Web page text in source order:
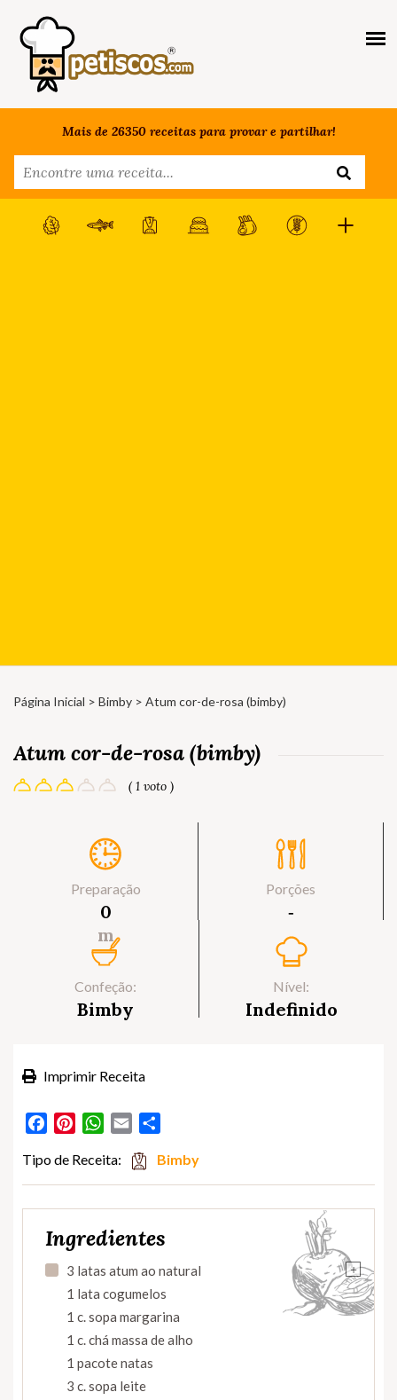
Mais de 26350 receitas para provar e partilhar!
Página Inicial > Bimby > Atum cor-de-rosa (bimby)
Atum cor-de-rosa (bimby)
( 1 voto )
Preparação
0
m
Porções
‐
Confeção:
Bimby
Nível:
Indefinido
Imprimir Receita
FacebookPinterestWhatsApp
Email
Tipo de Receita: Bimby
Ingredientes
+
3 latas atum ao natural
1 lata cogumelos
1 c. sopa margarina
1 c. chá massa de alho
1 pacote natas
3 c. sopa leite